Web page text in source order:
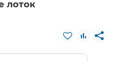
лоток